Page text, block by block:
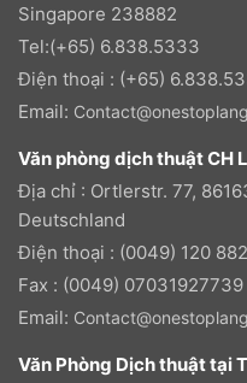
Singapore 238882
Tel:(+65) 6.838.5333
Điện thoại : (+65)
Email:
Văn phòng dịch thuật CH
Địa chỉ : Ortlerstr. 77,
Deutschland
Điện thoại : (0049) 120
Fax : (0049) 07031927739
Email:
Văn Phòng Dịch thuật tại